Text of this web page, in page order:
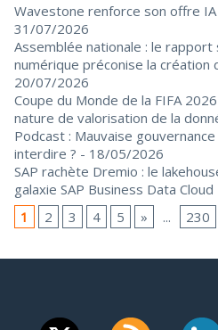
Wavestone renforce son offre
31/07/2026
Assemblée nationale : le rapport
numérique préconise la création
20/07/2026
Coupe du Monde de la FIFA
nature de valorisation de la
Podcast : Mauvaise
interdire ? - 18/05/2026
SAP rachète Dremio : le
galaxie SAP Business Data Cloud
1
2 3 4 5 » ... 230